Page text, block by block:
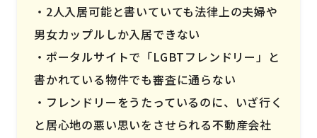
2人入居可能と書いていても法律上の夫婦や
男女カップルしか入居できない
ポータルサイトで「LGBTフレンドリー」と
書かれている物件でも審査に通らない
フレンドリーをうたっているのに、いざ行く
と居心地の悪い思いをさせられる不動産会社